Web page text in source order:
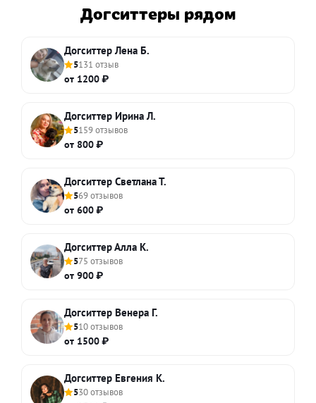
Догситтеры рядом
Догситтер Лена Б.
5131 отзыв
от 1200 ₽
Догситтер Ирина Л.
5159 отзывов
от 800 ₽
Догситтер Светлана Т.
569 отзывов
от 600 ₽
Догситтер Алла К.
575 отзывов
от 900 ₽
Догситтер Венера Г.
510 отзывов
от 1500 ₽
Догситтер Евгения К.
530 отзывов